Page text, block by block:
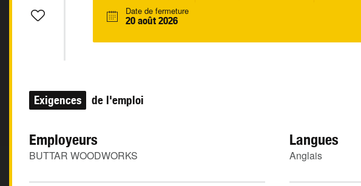
Date de fermeture
20 août 2026
Exigences de l'emploi
Employeurs
BUTTAR WOODWORKS
Langues
Anglais